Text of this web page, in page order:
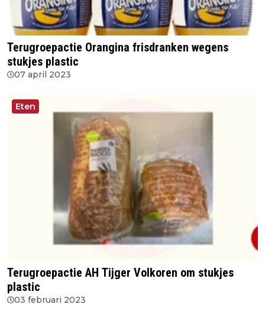
Terugroepactie Orangina frisdranken wegens
stukjes plastic
07 april 2023
Eten
Terugroepactie AH Tijger Volkoren om stukjes
plastic
03 februari 2023